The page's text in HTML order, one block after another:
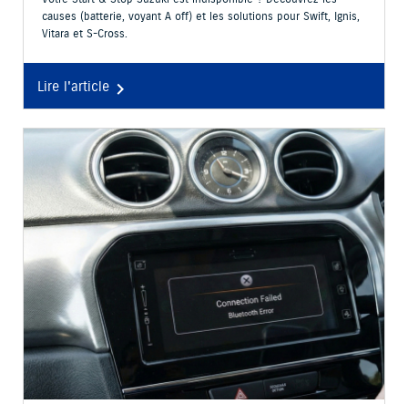
causes (batterie, voyant A off) et les solutions pour Swift, Ignis,
Vitara et S-Cross.
Lire l'article 